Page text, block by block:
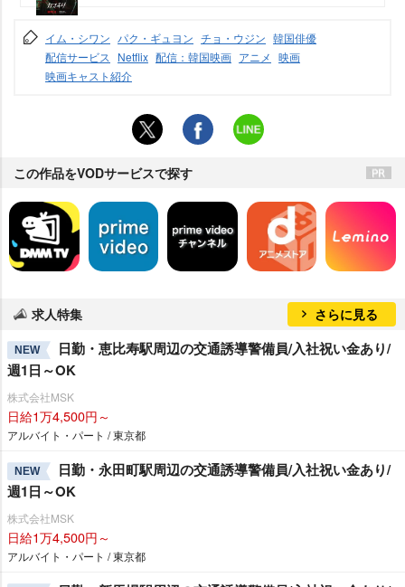
イム・シワン パク・ギュヨン チョ・ウジン 韓国俳優
配信サービス
Netflix 配信：韓国映画 アニメ 映画
映画キャスト紹介
この作品をVODサービスで探す
求人特集 さらに見る
NEW
日勤・恵比寿駅周辺の交通誘導警備員/入社祝い金あり/
週1日～OK
株式会社MSK
日給1万4,500円～
アルバイト・パート / 東京都
NEW
日勤・永田町駅周辺の交通誘導警備員/入社祝い金あり/
週1日～OK
株式会社MSK
日給1万4,500円～
アルバイト・パート / 東京都